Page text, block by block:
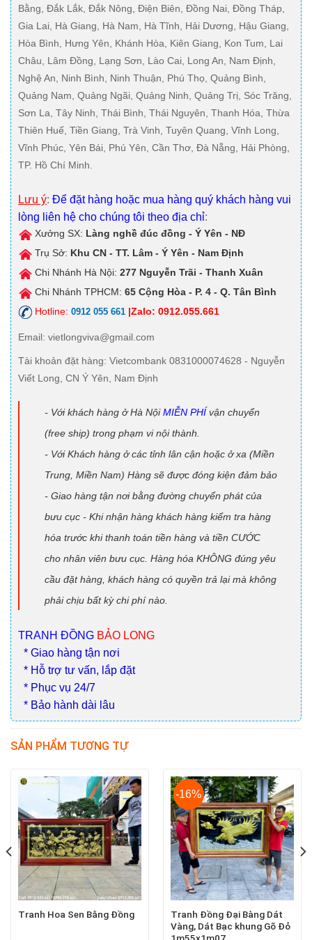
Bằng, Đắk Lắk, Đắk Nông, Điện Biên, Đồng Nai, Đồng Tháp,
Gia Lai, Hà Giang, Hà Nam, Hà Tĩnh, Hải Dương, Hậu Giang,
Hòa Bình, Hưng Yên, Khánh Hòa, Kiên Giang, Kon Tum, Lai
Châu, Lâm Đồng, Lạng Sơn, Lào Cai, Long An, Nam Định,
Nghệ An, Ninh Bình, Ninh Thuận, Phú Thọ, Quảng Bình,
Quảng Nam, Quảng Ngãi, Quảng Ninh, Quảng Trị, Sóc Trăng,
Sơn La, Tây Ninh, Thái Bình, Thái Nguyên, Thanh Hóa, Thừa
Thiên Huế, Tiền Giang, Trà Vinh, Tuyên Quang, Vĩnh Long,
Vĩnh Phúc, Yên Bái, Phú Yên, Cần Thơ, Đà Nẵng, Hải Phòng,
TP. Hồ Chí Minh.
Lưu ý: Để đặt hàng hoặc mua hàng quý khách hàng vui
lòng liên hệ cho chúng tôi theo địa chỉ:
Xưởng SX: Làng nghề đúc đồng - Ý Yên - NĐ
Trụ Sở: Khu CN - TT. Lâm - Ý Yên - Nam Định
Chi Nhánh Hà Nội: 277 Nguyễn Trãi - Thanh Xuân
Chi Nhánh TPHCM: 65 Cộng Hòa - P. 4 - Q. Tân Bình
Hotline: 0912 055 661 |Zalo: 0912.055.661
Email: vietlongviva@gmail.com
Tài khoản đặt hàng: Vietcombank 0831000074628 - Nguyễn
Viết Long, CN Ý Yên, Nam Định
- Với khách hàng ở Hà NộiMIỄN PHÍ vận chuyển
(free ship) trong phạm vi nội thành.
- Với Khách hàng ở các tỉnh lân cận hoặc ở xa (Miền
Trung, Miền Nam) Hàng sẽ được đóng kiện đảm bảo
- Giao hàng tận nơi bằng đường chuyển phát của
bưu cục - Khi nhận hàng khách hàng kiểm tra hàng
hóa trước khi thanh toán tiền hàng và tiền CƯỚC
cho nhân viên bưu cục. Hàng hóa KHÔNG đúng yêu
cầu đặt hàng, khách hàng có quyền trả lại mà không
phải chịu bất kỳ chi phí nào.
TRANH ĐỒNG BẢO LONG
* Giao hàng tận nơi
* Hỗ trợ tư vấn, lắp đặt
* Phục vụ 24/7
* Bảo hành dài lâu
SẢN PHẨM TƯƠNG TỰ
Tranh Hoa Sen Bằng Đồng
-16%
Tranh Đồng Đại Bàng Dát
Vàng, Dát Bạc khung Gõ Đỏ
1m55x1m07